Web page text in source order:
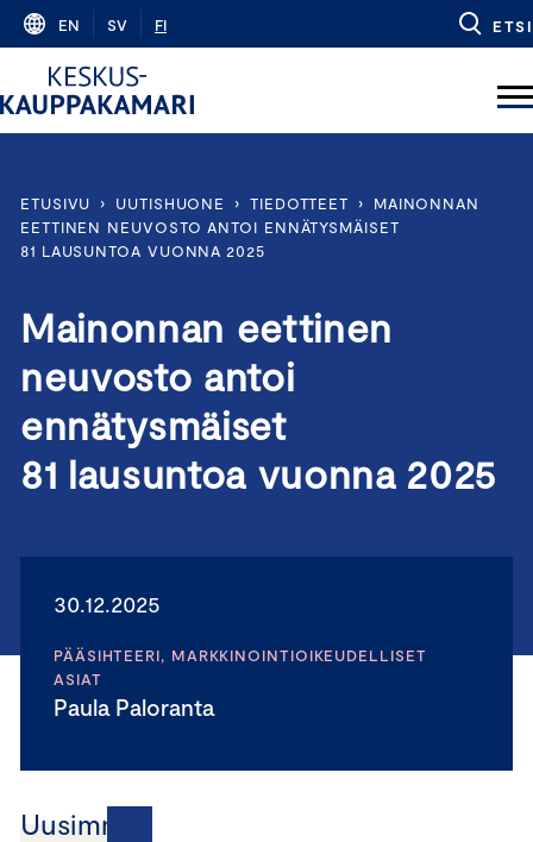
Skip
content
EN SV FI ETSI
ETUSIVU › UUTISHUONE › TIEDOTTEET ›
MAINONNAN
EETTINEN NEUVOSTO ANTOI ENNÄTYSMÄISET
81 LAUSUNTOA VUONNA 2025
Mainonnan eettinen
neuvosto antoi
ennätysmäiset
81 lausuntoa vuonna 2025
30.12.2025
PÄÄSIHTEERI, MARKKINOINTIOIKEUDELLISET
ASIAT
Paula Paloranta
Uusimmat